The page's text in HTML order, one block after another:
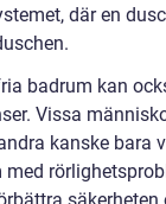
där en
badrum kan
Vissa
kanske bara
med